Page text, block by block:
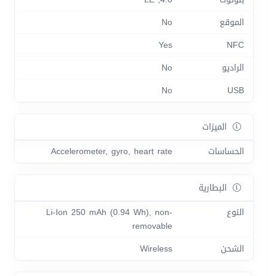
الموقع
No
NFC
Yes
الراديو
No
USB
No
الميزات
الحساسات
Accelerometer, gyro, heart rate
البطارية
النوع
Li-Ion 250 mAh (0.94 Wh), non-
removable
الشحن
Wireless